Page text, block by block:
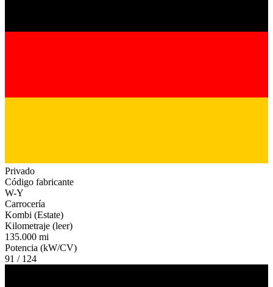
Privado
Código fabricante
W-Y
Carrocería
Kombi (Estate)
Kilometraje (leer)
135.000 mi
Potencia (kW/CV)
91 / 124